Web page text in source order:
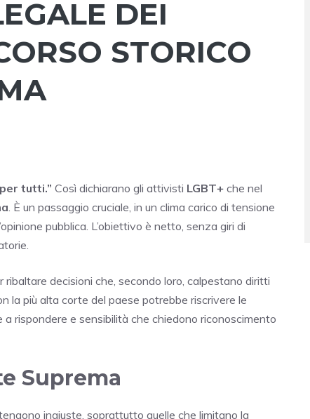
DEI
STORICO
tutti.” Così dichiarano gli attivisti LGBT+ che nel
. È un passaggio cruciale, in un clima carico di tensione
pubblica. L’obiettivo è netto, senza giri di
decisioni che, secondo loro, calpestano diritti
la più alta corte del paese potrebbe riscrivere le
rispondere e sensibilità che chiedono riconoscimento
Suprema
ingiuste, soprattutto quelle che limitano la